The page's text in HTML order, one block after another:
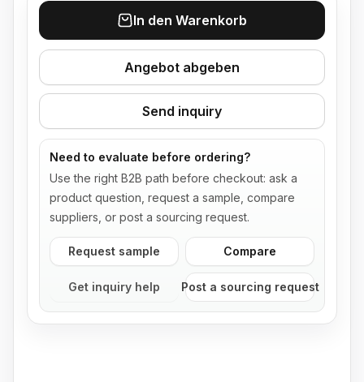
In den Warenkorb
Angebot abgeben
Send inquiry
Need to evaluate before ordering?
Use the right B2B path before checkout: ask a
product question, request a sample, compare
suppliers, or post a sourcing request.
Request sample Compare
Get inquiry help Post a sourcing request